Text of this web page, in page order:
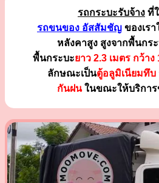
รถกระบะรับจ้าง ที่
รถขนของ อัสสัมชัญ ของเร
หลังคาสูง สูงจากพื้นกร
พื้นกระบะยาว 2.3 เมตร กว้าง
ลักษณะเป็นตู้อลูมิเนียมทึบ
กันฝนในขณะให้บริการ